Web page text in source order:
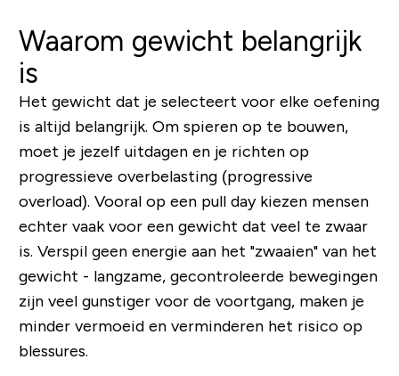
Waarom gewicht belangrijk
is
Het gewicht dat je selecteert voor elke oefening
is altijd belangrijk. Om spieren op te bouwen,
moet je jezelf uitdagen en je richten op
progressieve overbelasting (progressive
overload). Vooral op een pull day kiezen mensen
echter vaak voor een gewicht dat veel te zwaar
is. Verspil geen energie aan het "zwaaien" van het
gewicht - langzame, gecontroleerde bewegingen
zijn veel gunstiger voor de voortgang, maken je
minder vermoeid en verminderen het risico op
blessures.